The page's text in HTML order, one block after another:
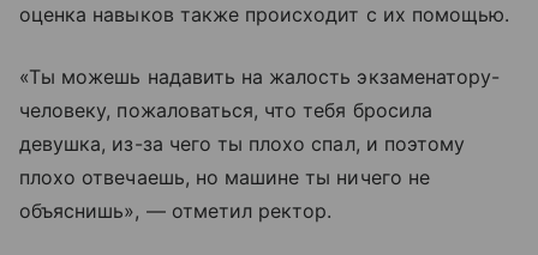
оценка навыков также происходит с их помощью.
«Ты можешь надавить на жалость экзаменатору-
человеку, пожаловаться, что тебя бросила
девушка, из-за чего ты плохо спал, и поэтому
плохо отвечаешь, но машине ты ничего не
объяснишь», — отметил ректор.